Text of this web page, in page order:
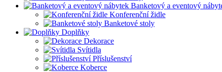
Banketový a eventový
Konferenční židle
Banketové stoly
Doplňky
Dekorace
Svítidla
Příslušenství
Koberce